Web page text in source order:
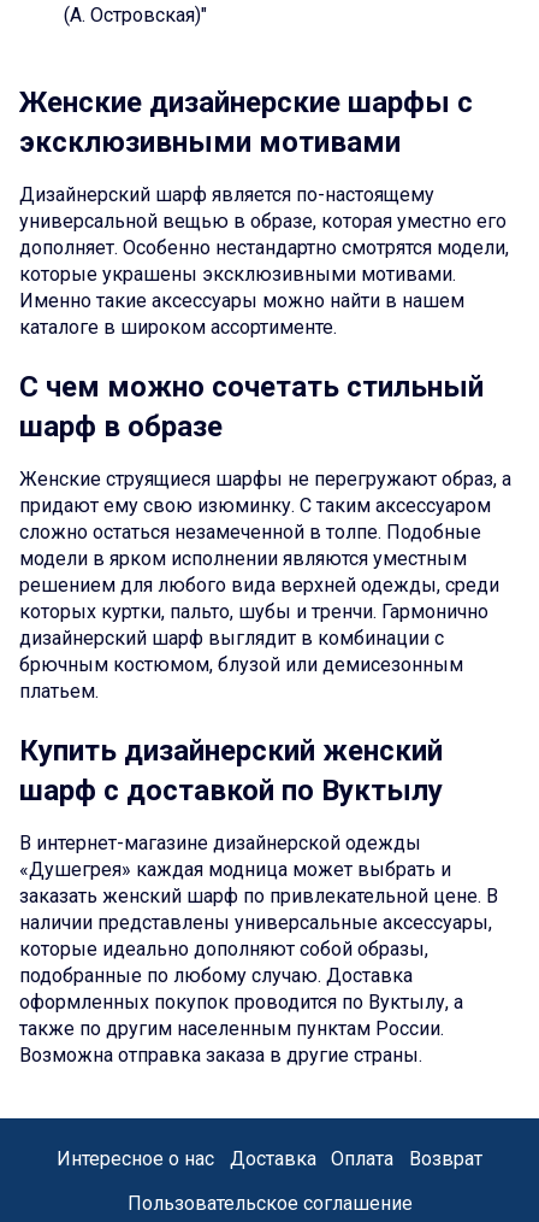
(А. Островская)"
Женские дизайнерские шарфы с
эксклюзивными мотивами
Дизайнерский шарф является по-настоящему
универсальной вещью в образе, которая уместно его
дополняет. Особенно нестандартно смотрятся модели,
которые украшены эксклюзивными мотивами.
Именно такие аксессуары можно найти в нашем
каталоге в широком ассортименте.
С чем можно сочетать стильный
шарф в образе
Женские струящиеся шарфы не перегружают образ, а
придают ему свою изюминку. С таким аксессуаром
сложно остаться незамеченной в толпе. Подобные
модели в ярком исполнении являются уместным
решением для любого вида верхней одежды, среди
которых куртки, пальто, шубы и тренчи. Гармонично
дизайнерский шарф выглядит в комбинации с
брючным костюмом, блузой или демисезонным
платьем.
Купить дизайнерский женский
шарф с доставкой по Вуктылу
В интернет-магазине дизайнерской одежды
«Душегрея» каждая модница может выбрать и
заказать женский шарф по привлекательной цене. В
наличии представлены универсальные аксессуары,
которые идеально дополняют собой образы,
подобранные по любому случаю. Доставка
оформленных покупок проводится по Вуктылу, а
также по другим населенным пунктам России.
Возможна отправка заказа в другие страны.
Интересное о нас Доставка Оплата
Возврат
Пользовательское соглашение